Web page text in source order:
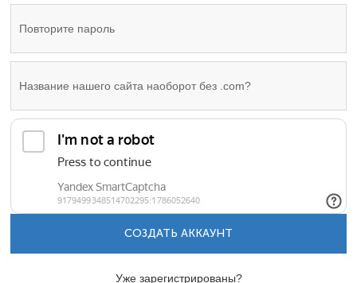
СОЗДАТЬ АККАУНТ
Уже зарегистрированы?